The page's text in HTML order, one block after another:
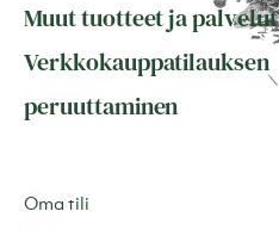
Muut tuotteet ja palvelut
Verkkokauppatilauksen
peruuttaminen
Oma tili